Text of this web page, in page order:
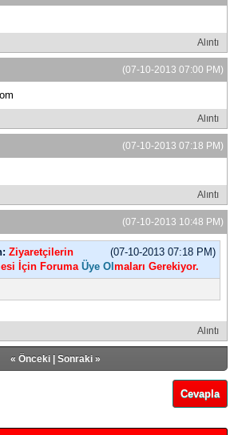
Alıntı
(07-10-2013 07:00 PM)
Alıntı
(07-10-2013 07:18 PM)
Alıntı
(07-10-2013 10:48 PM)
(07-10-2013 07:18 PM)
Ziyaretçilerin
İçin Foruma Üye Ol maları Gerekiyor.
Alıntı
« Önceki| Sonraki»
Cevapla